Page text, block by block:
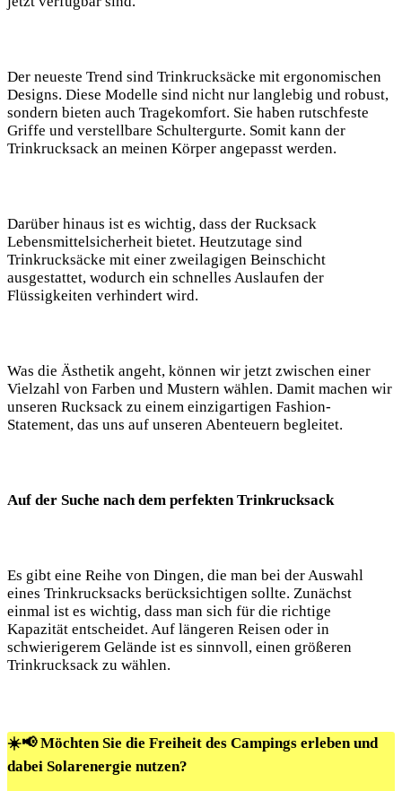
Der neueste Trend sind Trinkrucksäcke ‍mit ergonomischen
Designs. Diese⁤ Modelle sind nicht nur⁢ langlebig und robust,⁢
sondern bieten auch ⁣Tragekomfort.‍ Sie haben rutschfeste
Griffe und verstellbare Schultergurte. Somit⁢ kann der
Trinkrucksack an meinen‍ Körper angepasst werden.
Darüber hinaus ist es⁤ wichtig, dass der Rucksack
Lebensmittelsicherheit bietet. Heutzutage sind
Trinkrucksäcke mit einer zweilagigen Beinschicht
ausgestattet, wodurch ein⁤ schnelles Auslaufen der‍
Flüssigkeiten verhindert‌ wird.
Was die⁢ Ästhetik ⁢angeht, können ⁣wir​ jetzt zwischen einer
⁤Vielzahl von Farben und Mustern wählen. ‍Damit machen wir
unseren Rucksack zu⁤ einem einzigartigen Fashion-
Statement, das uns auf unseren Abenteuern ⁣begleitet.
Auf⁤ der Suche ⁣nach dem‌ perfekten Trinkrucksack
Es gibt eine ⁣Reihe von ‍Dingen, die man bei ⁣der‍ Auswahl
eines Trinkrucksacks berücksichtigen sollte.‌ Zunächst
einmal ⁢ist es wichtig, dass man sich für ⁣die richtige
Kapazität entscheidet.​ Auf‍ längeren Reisen oder in
schwierigerem Gelände ist es⁤ sinnvoll,⁣ einen⁣ größeren
Trinkrucksack zu ​wählen.
☀️📢 Möchten Sie die Freiheit des Campings erleben und
dabei Solarenergie nutzen?